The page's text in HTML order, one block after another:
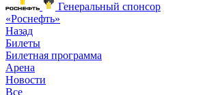
Генеральный спонсор
«Роснефть»
Назад
Билеты
Билетная программа
Арена
Новости
Все